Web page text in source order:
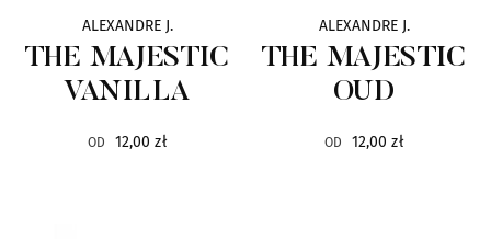
Gentlemen`s Tonic
Giardino Benessere
Gleam 13
ALEXANDRE J.
THE MAJESTIC
VANILLA
OD 12,00 zł
ALEXANDRE J.
THE MAJESTIC
OUD
OD 12,00 zł